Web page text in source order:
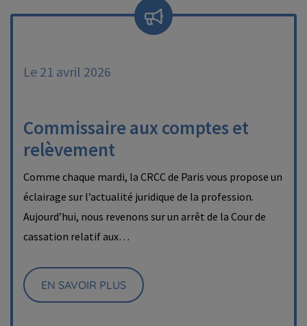
Le 21 avril 2026
Commissaire aux comptes et
relèvement
Comme chaque mardi, la CRCC de Paris vous propose un
éclairage sur l’actualité juridique de la profession.
Aujourd’hui, nous revenons sur un arrêt de la Cour de
cassation relatif aux…
EN SAVOIR PLUS